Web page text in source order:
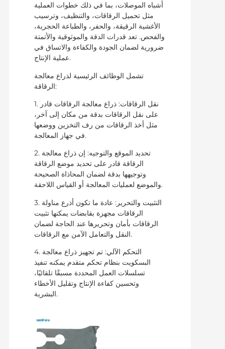
أشباه الموصلات، بما في ذلك خطوات العملية
مثل تحميل الرقاقات، والتنظيف، وترسيب
الأغشية الرقيقة، والحفر، والطباعة الحجرية،
والفحص. تعد قدرات الدقة والموثوقية والأتمتة
ضرورية لضمان الجودة والكفاءة والاتساق في
عملية الإنتاج.
تشمل الوظائف الرئيسية لذراع معالجة
الرقاقة:
1. نقل الرقاقات: ذراع معالجة الرقاقات قادر
على نقل الرقاقات بدقة من مكان إلى آخر،
مثل أخذ الرقاقات من رف التخزين ووضعها
في جهاز المعالجة.
2. تحديد الموقع والتوجيه: إن ذراع معالجة
الرقاقة قادر على تحديد موضع الرقاقة
وتوجيهها بدقة لضمان المحاذاة الصحيحة
والموضع لعمليات المعالجة أو القياس اللاحقة.
3. التثبيت والتحرير: عادة ما تكون أذرع مناولة
الرقاقات مجهزة بقابضات يمكنها تثبيت
الرقاقات بأمان وتحريرها عند الحاجة لضمان
النقل والتعامل الآمن مع الرقاقات.
4. التحكم الآلي: تم تجهيز ذراع معالجة
البسكويت بنظام تحكم متقدم يمكنه تنفيذ
تسلسلات العمل المحددة مسبقًا تلقائيًا،
وتحسين كفاءة الإنتاج وتقليل الأخطاء
البشرية.